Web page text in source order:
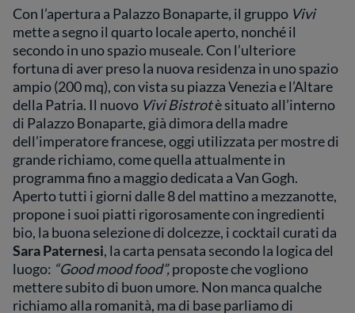
Con l’apertura a Palazzo Bonaparte, il gruppo Vivi
mette a segno il quarto locale aperto, nonché il
secondo in uno spazio museale. Con l’ulteriore
fortuna di aver preso la nuova residenza in uno spazio
ampio (200 mq), con vista su piazza Venezia e l’Altare
della Patria. Il nuovo Vivi Bistrotè situato all’interno
di Palazzo Bonaparte, già dimora della madre
dell’imperatore francese, oggi utilizzata per mostre di
grande richiamo, come quella attualmente in
programma fino a maggio dedicata a Van Gogh.
Aperto tutti i giorni dalle 8 del mattino a mezzanotte,
propone i suoi piatti rigorosamente con ingredienti
bio, la buona selezione di dolcezze, i cocktail curati da
Sara Paternesi, la carta pensata secondo la logica del
luogo: “Good mood food”,proposte che vogliono
mettere subito di buon umore. Non manca qualche
richiamo alla romanità, ma di base parliamo di